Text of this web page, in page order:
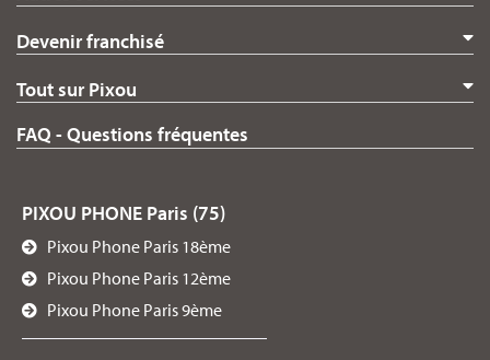
Devenir franchisé
Tout sur Pixou
FAQ - Questions fréquentes
PIXOU PHONE Paris (75)
Pixou Phone Paris 18ème
Pixou Phone Paris 12ème
Pixou Phone Paris 9ème